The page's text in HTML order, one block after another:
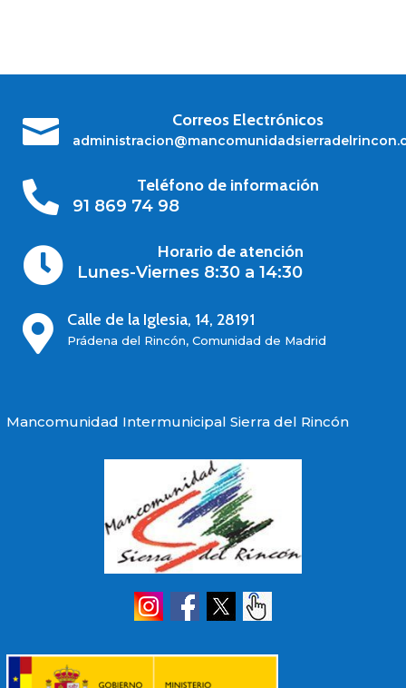
 Correos Electrónicos

Teléfono de información
91 869 74 98

Horario de atención
Lunes-Viernes 8:30 a 14:30
 Calle de la Iglesia, 14, 28191
Prádena del Rincón, Comunidad de Madrid
Mancomunidad Intermunicipal Sierra del Rincón